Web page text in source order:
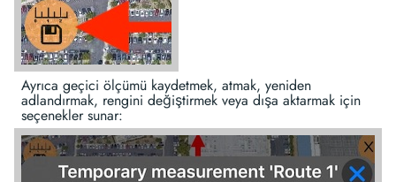
Ayrıca geçici ölçümü kaydetmek, atmak, yeniden
adlandırmak, rengini değiştirmek veya dışa aktarmak için
seçenekler sunar: